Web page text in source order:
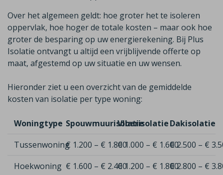
Over het algemeen geldt: hoe groter het te isoleren
oppervlak, hoe hoger de totale kosten – maar ook hoe
groter de besparing op uw energierekening. Bij Plus
Isolatie ontvangt u altijd een vrijblijvende offerte op
maat, afgestemd op uw situatie en uw wensen.
Hieronder ziet u een overzicht van de gemiddelde
kosten van isolatie per type woning:
Woningtype SpouwmuurisolatieVloerisolatieDakisolatie
Tussenwoning€ 1.200 – € 1.800€ 1.000 – € 1.600€ 2.500 – €
Hoekwoning € 1.600 – € 2.400€ 1.200 – € 1.800€ 2.800 – €